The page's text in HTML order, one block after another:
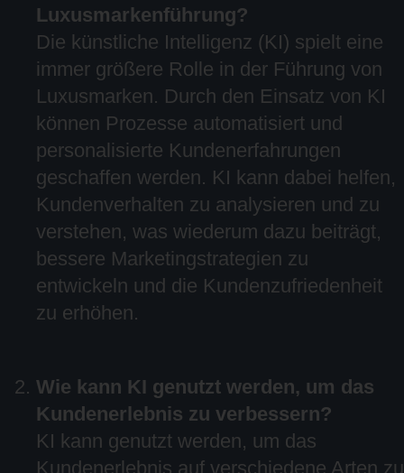
Luxusmarkenführung?
Die künstliche Intelligenz (KI) spielt eine
immer größere Rolle in der Führung von
Luxusmarken. Durch den Einsatz von KI
können Prozesse automatisiert und
personalisierte Kundenerfahrungen
geschaffen werden. KI kann dabei helfen,
Kundenverhalten zu analysieren und zu
verstehen, was wiederum dazu beiträgt,
bessere Marketingstrategien zu
entwickeln und die Kundenzufriedenheit
zu erhöhen.
Wie kann KI genutzt werden, um das
Kundenerlebnis zu verbessern?
KI kann genutzt werden, um das
Kundenerlebnis auf verschiedene Arten zu